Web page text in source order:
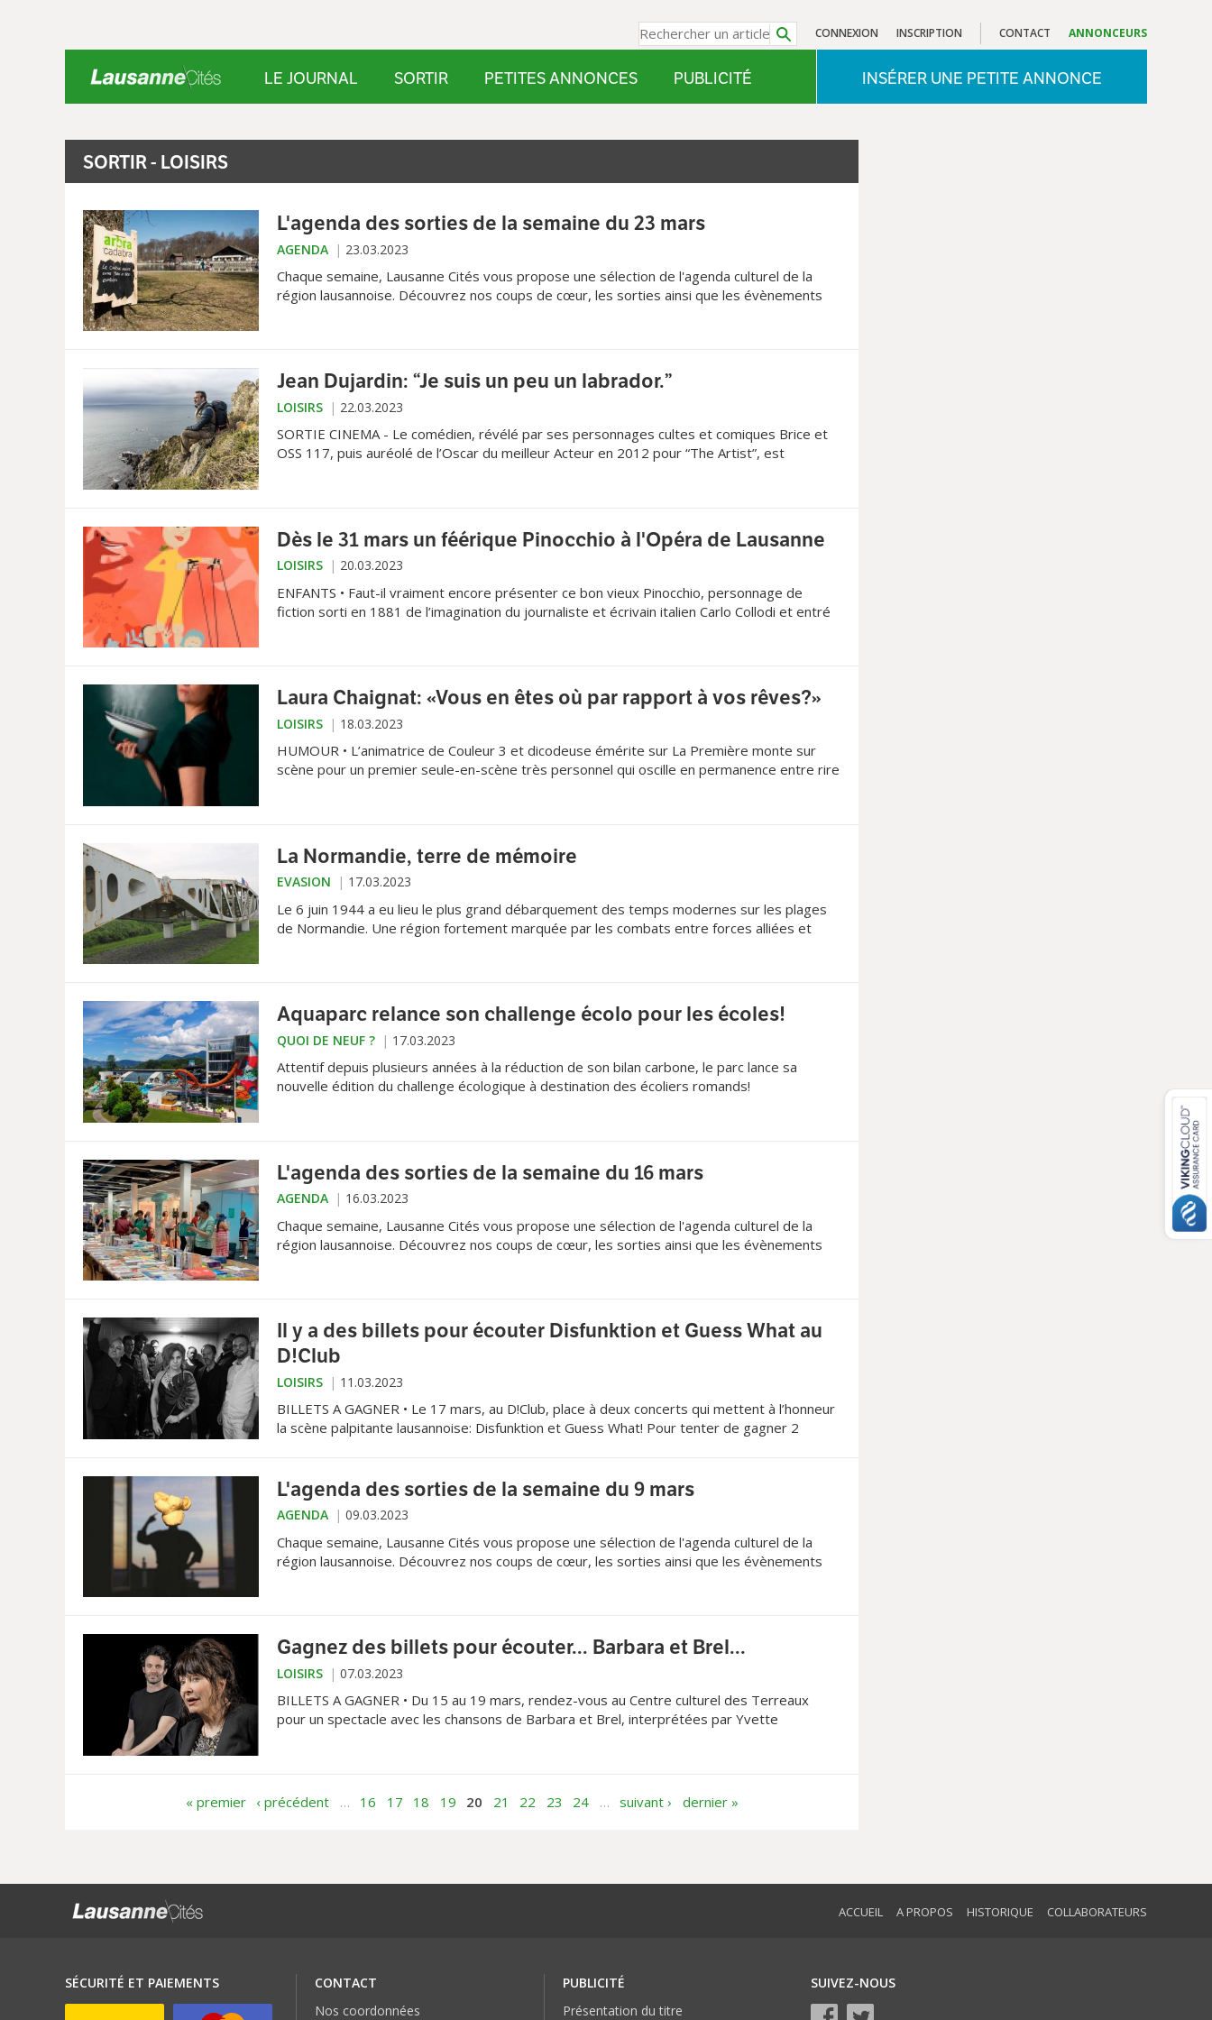
CONTACT ANNONCEURS
CONNEXION INSCRIPTION
LE JOURNAL SORTIR PETITES ANNONCES PUBLICITÉ INSÉRER UNE PETITE ANNONCE
SORTIR - LOISIRS
L'agenda des sorties de la semaine du 23 mars
AGENDA 23.03.2023
Chaque semaine, Lausanne Cités vous propose une sélection de l'agenda culturel de la
région lausannoise. Découvrez nos coups de cœur, les sorties ainsi que les évènements
Jean Dujardin: “Je suis un peu un labrador.”
LOISIRS 22.03.2023
SORTIE CINEMA - Le comédien, révélé par ses personnages cultes et comiques Brice et
OSS 117, puis auréolé de l’Oscar du meilleur Acteur en 2012 pour “The Artist”, est
Dès le 31 mars un féérique Pinocchio à l'Opéra de Lausanne
LOISIRS 20.03.2023
ENFANTS • Faut-il vraiment encore présenter ce bon vieux Pinocchio, personnage de
fiction sorti en 1881 de l’imagination du journaliste et écrivain italien Carlo Collodi et entré
Laura Chaignat: «Vous en êtes où par rapport à vos rêves?»
LOISIRS 18.03.2023
HUMOUR • L’animatrice de Couleur 3 et dicodeuse émérite sur La Première monte sur
scène pour un premier seule-en-scène très personnel qui oscille en permanence entre rire
La Normandie, terre de mémoire
EVASION 17.03.2023
Le 6 juin 1944 a eu lieu le plus grand débarquement des temps modernes sur les plages
de Normandie. Une région fortement marquée par les combats entre forces alliées et
Aquaparc relance son challenge écolo pour les écoles!
QUOI DE NEUF ? 17.03.2023
Attentif depuis plusieurs années à la réduction de son bilan carbone, le parc lance sa
nouvelle édition du challenge écologique à destination des écoliers romands!
L'agenda des sorties de la semaine du 16 mars
AGENDA 16.03.2023
Chaque semaine, Lausanne Cités vous propose une sélection de l'agenda culturel de la
région lausannoise. Découvrez nos coups de cœur, les sorties ainsi que les évènements
Il y a des billets pour écouter Disfunktion et Guess What au
D!Club
LOISIRS 11.03.2023
BILLETS A GAGNER • Le 17 mars, au D!Club, place à deux concerts qui mettent à l’honneur
la scène palpitante lausannoise: Disfunktion et Guess What! Pour tenter de gagner 2
L'agenda des sorties de la semaine du 9 mars
AGENDA 09.03.2023
Chaque semaine, Lausanne Cités vous propose une sélection de l'agenda culturel de la
région lausannoise. Découvrez nos coups de cœur, les sorties ainsi que les évènements
Gagnez des billets pour écouter... Barbara et Brel...
LOISIRS 07.03.2023
BILLETS A GAGNER • Du 15 au 19 mars, rendez-vous au Centre culturel des Terreaux
pour un spectacle avec les chansons de Barbara et Brel, interprétées par Yvette
« premier ‹ précédent … 16 17 18 19 20 21 22 23 24 … suivant › dernier »
ACCUEIL A PROPOS HISTORIQUE COLLABORATEURS
SÉCURITÉ ET PAIEMENTS
CONTACT
Nos coordonnées
PUBLICITÉ
Présentation du titre
SUIVEZ-NOUS